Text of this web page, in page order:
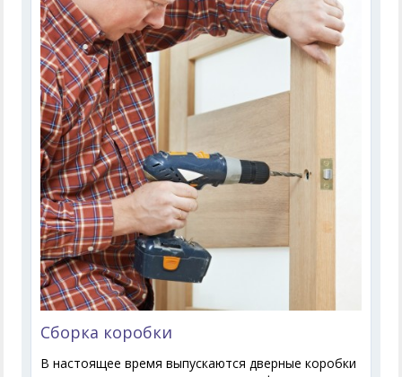
Сборка коробки
В настоящее время выпускаются дверные коробки